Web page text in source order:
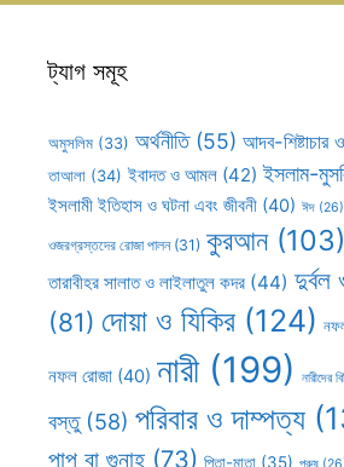
ট্যাগ সমূহ
অমুসলিম (33) অর্থনীতি(55) আদব-শিষ্টাচার
তাআলা (34) ইবাদত ও আমল (42) ইসলাম-
ইসলামী ইতিহাস ও ঘটনা এবং জীবনী (40) ঈদ (26)
ওজরগ্রস্তদের রোজা পালন(31) কুরআন(103)
তারাবীহর সালাত ও লাইলাতুল কদর (44) দুর্বল
(81) দোয়া ও যিকির (124)
নফল রোজা (40) নারী(199) নারীদের
বস্তু(58) পরিবার ও দাম্পত্য
পাপ বা গুনাহ(73) পিতা-মাতা (35)